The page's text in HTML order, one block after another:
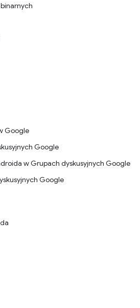
Google
Google
w Grupach dyskusyjnych Google
Google